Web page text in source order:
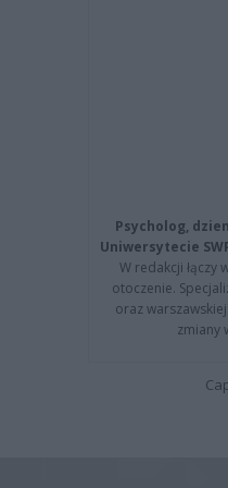
Psycholog,
Uniwersytecie
W redakcji łączy
otoczenie.
oraz
zmiany